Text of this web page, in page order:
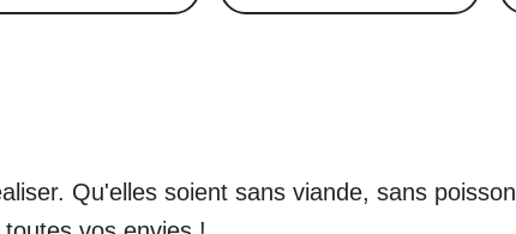
Qu'elles soient sans viande, sans